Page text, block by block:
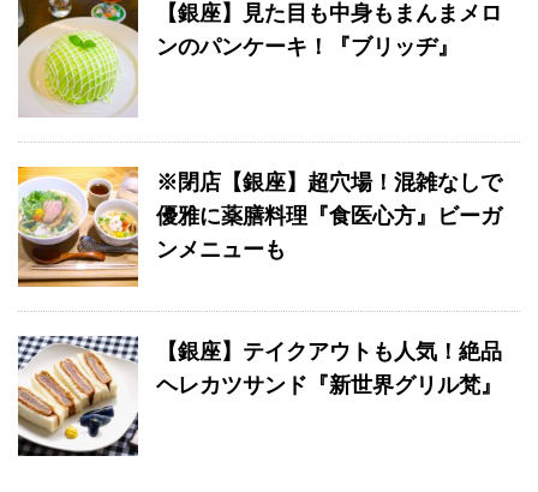
【銀座】見た目も中身もまんまメロ
ンのパンケーキ！『ブリッヂ』
※閉店【銀座】超穴場！混雑なしで
優雅に薬膳料理『食医心方』ビーガ
ンメニューも
【銀座】テイクアウトも人気！絶品
ヘレカツサンド『新世界グリル梵』